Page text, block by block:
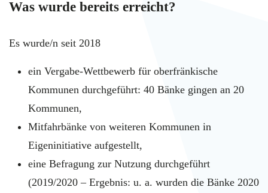
Was wurde bereits erreicht?
Es wurde/n seit 2018
ein Vergabe-Wettbewerb für oberfränkische
Kommunen durchgeführt: 40 Bänke gingen an 20
Kommunen,
Mitfahrbänke von weiteren Kommunen in
Eigeninitiative aufgestellt,
eine Befragung zur Nutzung durchgeführt
(2019/2020 – Ergebnis: u. a. wurden die Bänke 2020